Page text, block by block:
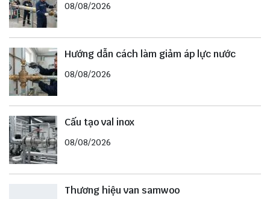
08/08/2026
Hướng dẫn cách làm giảm áp lực nước
08/08/2026
Cấu tạo val inox
08/08/2026
Thương hiệu van samwoo